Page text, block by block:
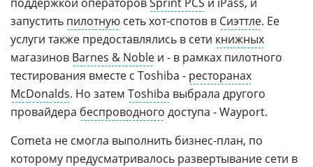
запустить пилотную сеть хот-спотов в Сиэттле. Ее
услуги также предоставлялись в сети книжных
магазинов Barnes & Noble и - в рамках пилотного
тестирования вместе с Toshiba - ресторанах
McDonalds. Но затем Toshiba выбрала другого
провайдера беспроводного доступа - Wayport.
Cometa не смогла выполнить бизнес-план, по
которому предусматривалось развертывание сети в